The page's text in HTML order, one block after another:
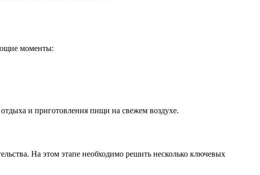
моменты:
и приготовления пищи на свежем воздухе.
На этом этапе необходимо решить несколько ключевых